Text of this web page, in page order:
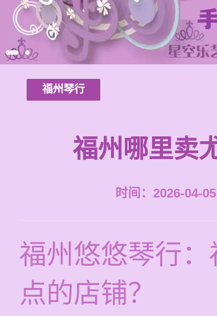
福州琴行
福州哪里卖
时间：2026-04-
福州悠悠琴行
点的店铺？